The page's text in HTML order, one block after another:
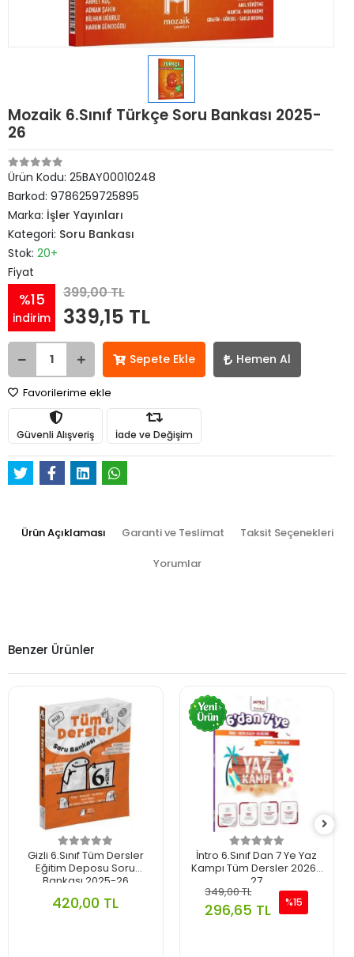
Mozaik 6.Sınıf Türkçe Soru Bankası 2025-
26
Ürün Kodu: 25BAY00010248
Barkod: 9786259725895
Marka: İşler Yayınları
Kategori: Soru Bankası
Stok: 20+
Fiyat
%15
indirim
399,00 TL
339,15 TL
Sepete Ekle Hemen Al
Favorilerime ekle
Güvenli Alışveriş İade ve Değişim
Ürün Açıklaması Garanti ve Teslimat Taksit Seçenekleri
Yorumlar
Benzer Ürünler
Gizli 6.Sınıf Tüm Dersler
Eğitim Deposu Soru
Bankası 2025-26
420,00 TL
İntro 6.Sınıf Dan 7 Ye Yaz
Kampı Tüm Dersler 2026-
27
349,00 TL
296,65 TL %15